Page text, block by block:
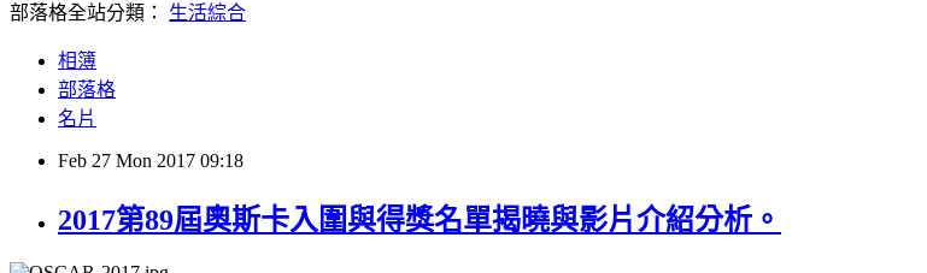
部落格全站分類： 生活綜合
相簿
部落格
名片
Feb 27 Mon 2017 09:18
2017第89屆奧斯卡入圍與得獎名單揭曉與影片介紹分析。